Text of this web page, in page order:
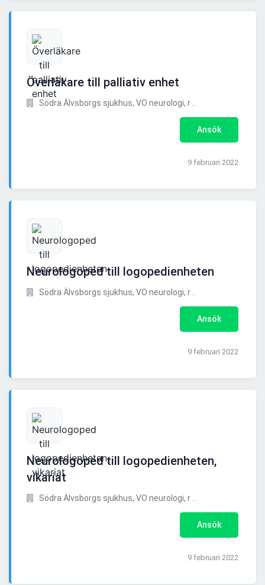
Överläkare till palliativ enhet
Södra Älvsborgs sjukhus, VO neurologi, r ..
Ansök
9 februari 2022
Neurologoped till logopedienheten
Södra Älvsborgs sjukhus, VO neurologi, r ..
Ansök
9 februari 2022
Neurologoped till logopedienheten,
vikariat
Södra Älvsborgs sjukhus, VO neurologi, r ..
Ansök
9 februari 2022